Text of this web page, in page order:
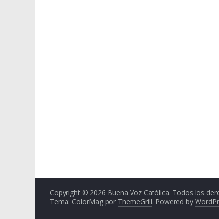
Copyright © 2026 Buena Voz Católica. Todos los
Tema: ColorMag por ThemeGrill. Powered by